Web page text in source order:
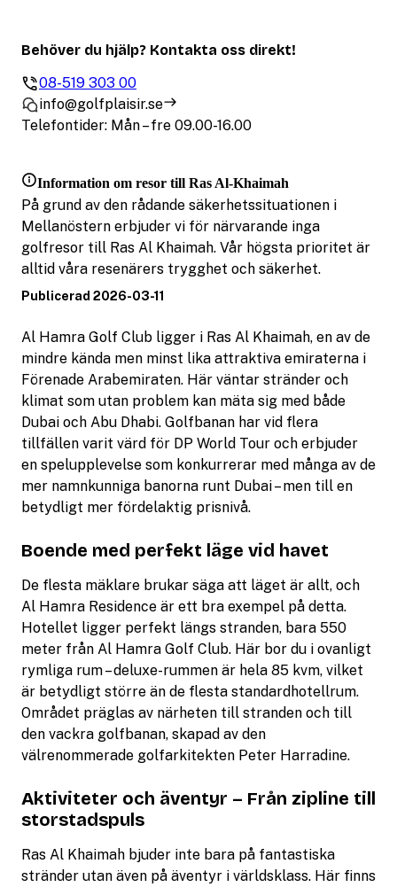
Information om resor till Ras Al-Khaimah
På grund av den rådande säkerhetssituationen i
Mellanöstern erbjuder vi för närvarande inga
golfresor till Ras Al Khaimah. Vår högsta prioritet är
alltid våra resenärers trygghet och säkerhet.
Publicerad 2026-03-11
Al Hamra Golf Club ligger i Ras Al Khaimah, en av de
mindre kända men minst lika attraktiva emiraterna i
Förenade Arabemiraten. Här väntar stränder och
klimat som utan problem kan mäta sig med både
Dubai och Abu Dhabi. Golfbanan har vid flera
tillfällen varit värd för DP World Tour och erbjuder
en spelupplevelse som konkurrerar med många av de
mer namnkunniga banorna runt Dubai – men till en
betydligt mer fördelaktig prisnivå.
Boende med perfekt läge vid havet
De flesta mäklare brukar säga att läget är allt, och
Al Hamra Residence är ett bra exempel på detta.
Hotellet ligger perfekt längs stranden, bara 550
meter från Al Hamra Golf Club. Här bor du i ovanligt
rymliga rum – deluxe-rummen är hela 85 kvm, vilket
är betydligt större än de flesta standardhotellrum.
Området präglas av närheten till stranden och till
den vackra golfbanan, skapad av den
välrenommerade golfarkitekten Peter Harradine.
Aktiviteter och äventyr – Från zipline till
storstadspuls
Ras Al Khaimah bjuder inte bara på fantastiska
stränder utan även på äventyr i världsklass. Här finns
Behöver du hjälp? Kontakta oss direkt!
08-519 303 00
info@golfplaisir.se
Telefontider: Mån – fre 09.00-16.00